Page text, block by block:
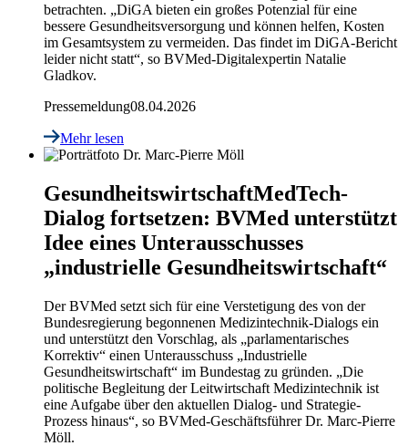
betrachten. „DiGA bieten ein großes Potenzial für eine
bessere Gesundheitsversorgung und können helfen, Kosten
im Gesamtsystem zu vermeiden. Das findet im DiGA-Bericht
leider nicht statt“, so BVMed-Digitalexpertin Natalie
Gladkov.
Pressemeldung08.04.2026
Mehr lesen
GesundheitswirtschaftMedTech-
Dialog fortsetzen: BVMed unterstützt
Idee eines Unterausschusses
„industrielle Gesundheitswirtschaft“
Der BVMed setzt sich für eine Verstetigung des von der
Bundesregierung begonnenen Medizintechnik-Dialogs ein
und unterstützt den Vorschlag, als „parlamentarisches
Korrektiv“ einen Unterausschuss „Industrielle
Gesundheitswirtschaft“ im Bundestag zu gründen. „Die
politische Begleitung der Leitwirtschaft Medizintechnik ist
eine Aufgabe über den aktuellen Dialog- und Strategie-
Prozess hinaus“, so BVMed-Geschäftsführer Dr. Marc-Pierre
Möll.